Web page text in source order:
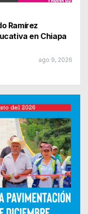
Ramírez
en Chiapa
ago 9, 2026